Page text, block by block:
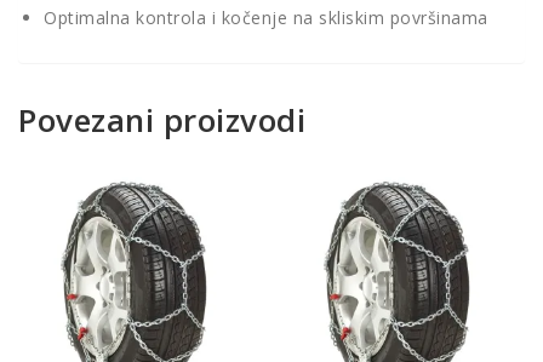
Optimalna kontrola i kočenje na skliskim površinama
Povezani proizvodi